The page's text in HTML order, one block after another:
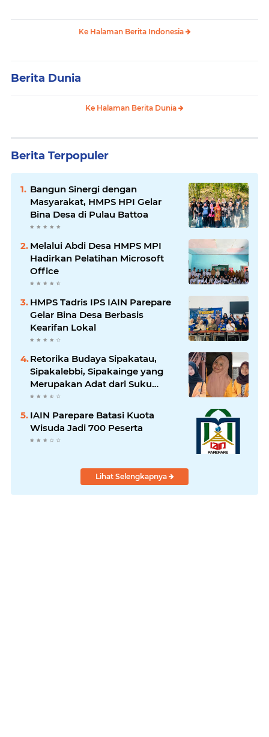
Ke Halaman Berita Indonesia
Berita Dunia
Ke Halaman Berita Dunia
Berita Terpopuler
Bangun Sinergi dengan
Masyarakat, HMPS HPI Gelar
Bina Desa di Pulau Battoa
Melalui Abdi Desa HMPS MPI
Hadirkan Pelatihan Microsoft
Office
HMPS Tadris IPS IAIN Parepare
Gelar Bina Desa Berbasis
Kearifan Lokal
Retorika Budaya Sipakatau,
Sipakalebbi, Sipakainge yang
Merupakan Adat dari Suku
Bugis
IAIN Parepare Batasi Kuota
Wisuda Jadi 700 Peserta
Lihat Selengkapnya